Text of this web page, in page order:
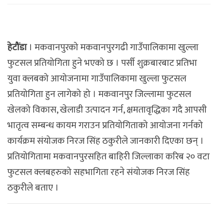
हेटौंडा। मकवानपुरको मकवानपुरगढी गाउँपालिकामा खुल्ला
फुटसल प्रतियोगिता हुने भएको छ । पर्सी शुक्रबारबाट प्रतिभा
युवा क्लबको आयोजनामा गाउँपालिकामा खुल्ला फुटसल
प्रतियोगिता हुन लागेको हो । मकवानपुर जिल्लामा फुटसल
खेलको विकास, खेलाडी उत्पादन गर्न, क्षमतावृद्धिका गदै आपसी
भातृत्व सम्बन्ध कायम गराउन प्रतियोगिताको आयोजना गर्नको
कार्यक्रम संयोजक निरज सिंह ठकुरीले जानकारी दिएका छन् ।
प्रतियोगितामा मकवानपुरसहित बाहिरी जिल्लाका करिब २० वटा
फुटसल क्लबहरुको सहभागिता रहने संयोजक निरज सिंह
ठकुरीले बताए ।